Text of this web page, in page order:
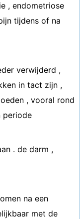
, endometriose
tijdens of na
verwijderd ,
in tact zijn ,
, vooral rond
periode
. de darm ,
na een
met de